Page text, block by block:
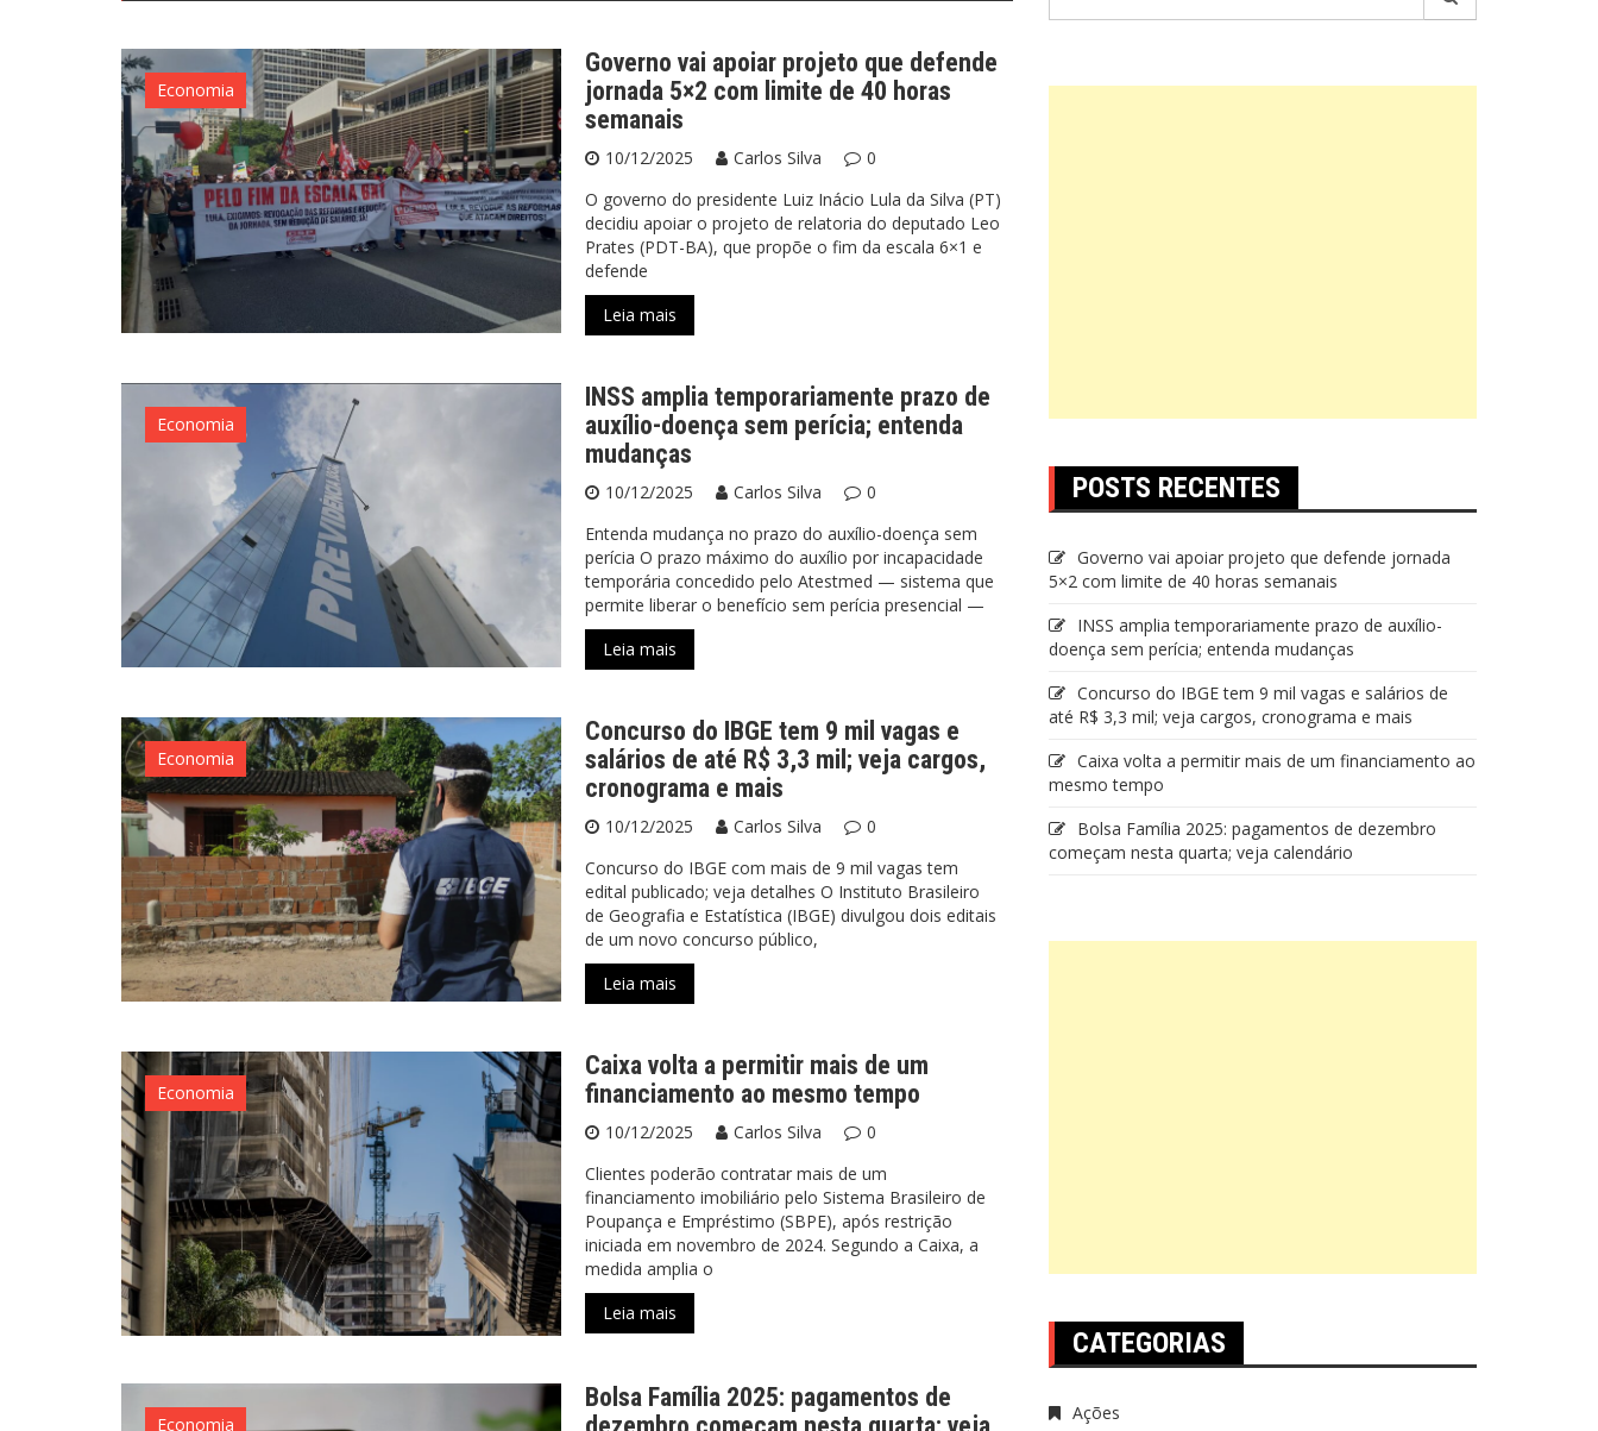
Economia
Governo vai apoiar projeto que defende
jornada 5×2 com limite de 40 horas
semanais
10/12/2025 Carlos Silva
0
O governo do presidente Luiz Inácio Lula da Silva (PT)
decidiu apoiar o projeto de relatoria do deputado Leo
Prates (PDT-BA), que propõe o fim da escala 6×1 e
defende
Leia mais
Economia
INSS amplia temporariamente prazo de
auxílio-doença sem perícia; entenda
mudanças
10/12/2025 Carlos Silva
0
Entenda mudança no prazo do auxílio-doença sem
perícia O prazo máximo do auxílio por incapacidade
temporária concedido pelo Atestmed — sistema que
permite liberar o benefício sem perícia presencial —
Leia mais
Economia
Concurso do IBGE tem 9 mil vagas e
salários de até R$ 3,3 mil; veja cargos,
cronograma e mais
10/12/2025 Carlos Silva
0
Concurso do IBGE com mais de 9 mil vagas tem
edital publicado; veja detalhes O Instituto Brasileiro
de Geografia e Estatística (IBGE) divulgou dois editais
de um novo concurso público,
Leia mais
Economia
Caixa volta a permitir mais de um
financiamento ao mesmo tempo
10/12/2025 Carlos Silva
0
Clientes poderão contratar mais de um
financiamento imobiliário pelo Sistema Brasileiro de
Poupança e Empréstimo (SBPE), após restrição
iniciada em novembro de 2024. Segundo a Caixa, a
medida amplia o
Leia mais
Economia
Bolsa Família 2025: pagamentos de
POSTS RECENTES
Governo vai apoiar projeto que defende jornada
5×2 com limite de 40 horas semanais
INSS amplia temporariamente prazo de auxílio-
doença sem perícia; entenda mudanças
Concurso do IBGE tem 9 mil vagas e salários de
até R$ 3,3 mil; veja cargos, cronograma e mais
Caixa volta a permitir mais de um financiamento ao
mesmo tempo
Bolsa Família 2025: pagamentos de dezembro
começam nesta quarta; veja calendário
CATEGORIAS
Ações